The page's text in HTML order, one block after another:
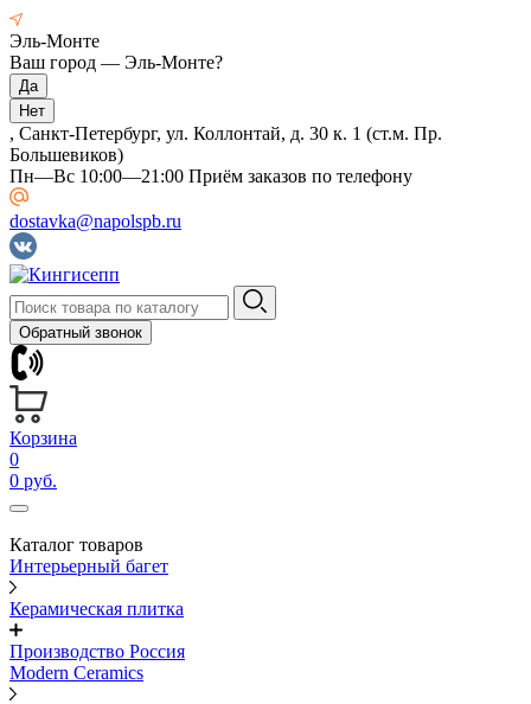
Эль-Монте
Ваш город — Эль-Монте?
, Санкт-Петербург, ул. Коллонтай, д. 30 к. 1 (ст.м. Пр.
Большевиков)
Пн—Вс 10:00—21:00 Приём заказов по телефону
dostavka@napolspb.ru
Обратный звонок
Корзина
0
0 руб.
Каталог товаров
Интерьерный багет
Керамическая плитка
Производство Россия
Modern Ceramics